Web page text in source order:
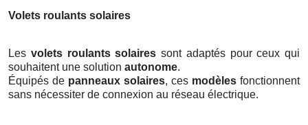
Volets roulants solaires
Les volets roulants solaires sont adaptés pour ceux qui
souhaitent une solution autonome.
Équipés de panneaux solaires, ces modèles fonctionnent
sans nécessiter de connexion au réseau électrique.